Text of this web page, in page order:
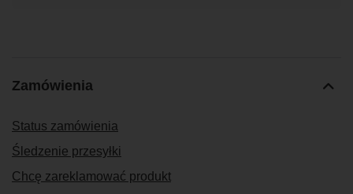
Zamówienia
Status zamówienia
Śledzenie przesyłki
Chcę zareklamować produkt